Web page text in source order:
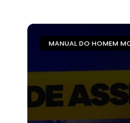
MANUAL DO HOMEM